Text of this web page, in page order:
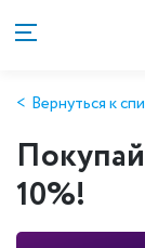
Вернуться к
10%!